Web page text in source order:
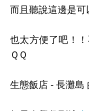
而且聽說這邊是
也太方便了吧！
ＱＱ
生態飯店 - 長灘島